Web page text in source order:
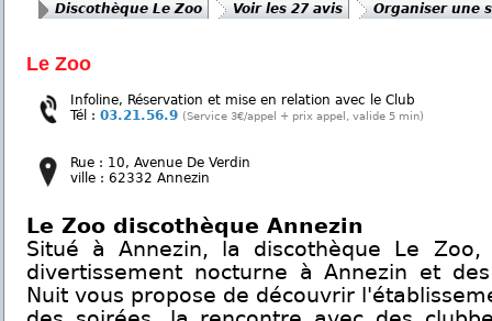
Discothèque Le Zoo Voir les 27 avis Organiser une
Le Zoo
Infoline, Réservation et mise en relation avec le Club
Tél : 03.21.56.9 (Service 3€/appel + prix appel, valide 5 min)
Rue : 10, Avenue De Verdin
ville : 62332 Annezin
Le Zoo discothèque Annezin
Situé à Annezin, la discothèque Le
divertissement nocturne à Annezin et
Nuit vous propose de découvrir